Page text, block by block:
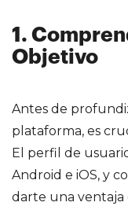
1.
Objetivo
Antes de
plataforma, es
El perfil de
Android e iOS, y
darte una ventaja